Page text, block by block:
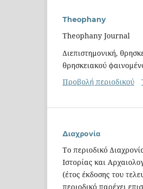
Theophany
Theophany Journal
Διεπιστημονική,
θρησκειακού
Προβολή περιοδικού
Διαχρονία
Το περιοδικό
Ιστορίας και
(έτος έκδοσης του
περιοδικό παρέχει